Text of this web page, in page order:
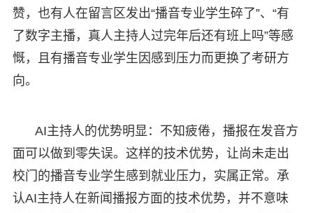
赞，也有人在留言区发出“播音专业学生碎了”、“有
了数字主播，真人主持人过完年后还有班上吗”等感
慨，且有播音专业学生因感到压力而更换了考研方
向。
AI主持人的优势明显：不知疲倦，播报在发音方
面可以做到零失误。这样的技术优势，让尚未走出
校门的播音专业学生感到就业压力，实属正常。承
认AI主持人在新闻播报方面的技术优势，并不意味